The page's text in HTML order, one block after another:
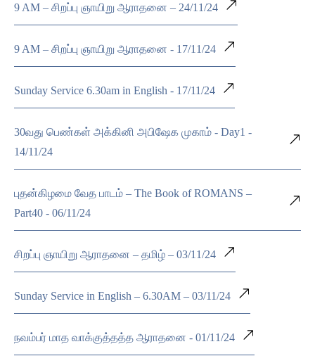
9 AM – சிறப்பு ஞாயிறு ஆராதனை – 24/11/24
9 AM – சிறப்பு ஞாயிறு ஆராதனை - 17/11/24
Sunday Service 6.30am in English - 17/11/24
30வது பெண்கள் அக்கினி அபிஷேக முகாம் - Day1 -
14/11/24
புதன்கிழமை வேத பாடம் – The Book of ROMANS –
Part40 - 06/11/24
சிறப்பு ஞாயிறு ஆராதனை – தமிழ் – 03/11/24
Sunday Service in English – 6.30AM – 03/11/24
நவம்பர் மாத வாக்குத்தத்த ஆராதனை - 01/11/24